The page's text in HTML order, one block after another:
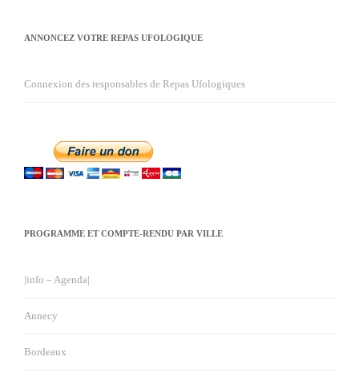
ANNONCEZ VOTRE REPAS UFOLOGIQUE
Connexion des responsables de Repas Ufologiques
PROGRAMME ET COMPTE-RENDU PAR VILLE
|info – Agenda|
Annecy
Bordeaux